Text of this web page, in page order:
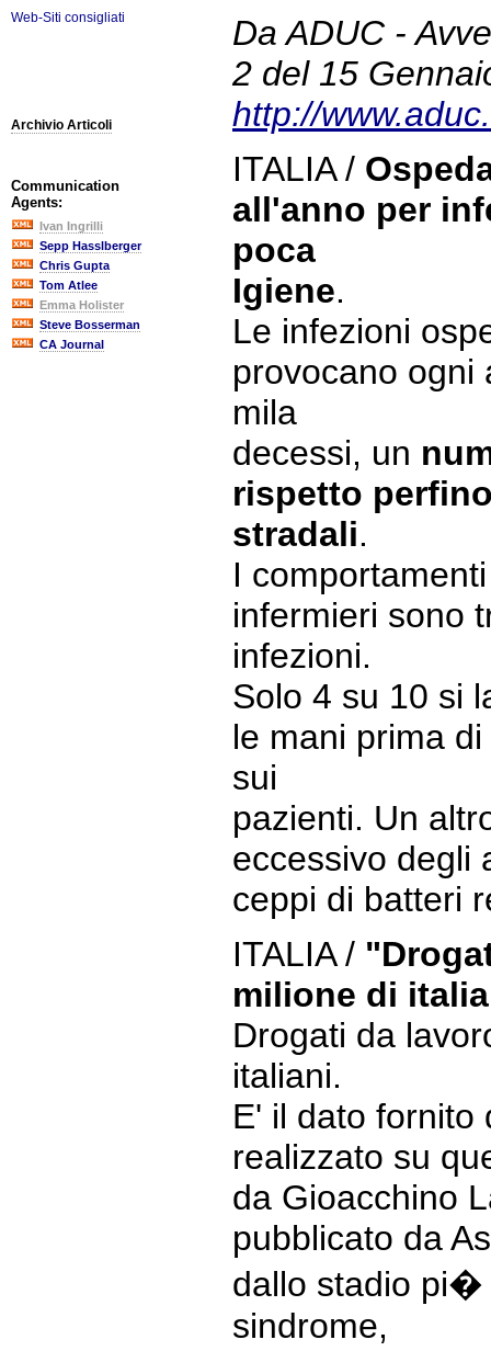
Web-Siti consigliati
Archivio Articoli
Communication
Agents:
Ivan Ingrilli
Sepp Hasslberger
Chris Gupta
Tom Atlee
Emma Holister
Steve Bosserman
CA Journal
Da ADUC -
2 del 15
http://
ITALIA /
all'anno per
poca
Igiene.
Le infezioni
provocano ogni
mila
decessi, un
rispetto
stradali.
I
infermieri sono
infezioni.
Solo 4 su 10 si
le mani prima
sui
pazienti. Un
eccessivo degli
ceppi di batteri
ITALIA /
milione di
Drogati da
italiani.
E' il dato fornito
realizzato su
da Gioacchino
pubblicato da
dallo stadio pi�
sindrome,